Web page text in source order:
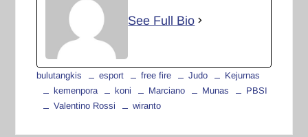
See Full Bio
bulutangkis esport free fire Judo
Kejurnas
kemenpora
koni Marciano Munas
PBSI
Valentino Rossi
wiranto